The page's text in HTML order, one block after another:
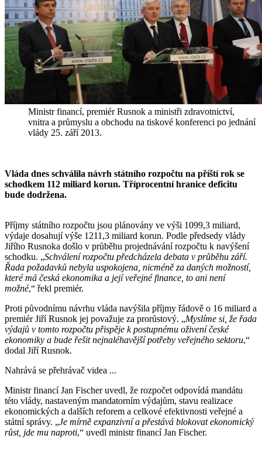
Ministr financí, premiér Rusnok a ministři zdravotnictví,
vnitra a průmyslu a obchodu na tiskové konferenci po jednání
vlády 25. září 2013.
Vláda dnes schválila návrh státního rozpočtu na příští rok se
schodkem 112 miliard korun. Tříprocentní hranice deficitu
bude dodržena.
Příjmy státního rozpočtu jsou plánovány ve výši 1099,3 miliard,
výdaje dosahují výše 1211,3 miliard korun. Podle předsedy vlády
Jiřího Rusnoka došlo v průběhu projednávání rozpočtu k navýšení
schodku. „Schválení rozpočtu předcházela debata v průběhu září.
Řada požadavků nebyla uspokojena, nicméně za daných možností,
které má česká ekonomika a její veřejné finance, to ani není
možné,“ řekl premiér.
Proti původnímu návrhu vláda navýšila příjmy řádově o 16 miliard a
premiér Jiří Rusnok jej považuje za prorůstový. „Myslíme si, že řada
výdajů v tomto rozpočtu přispěje k postupnému oživení české
ekonomiky a bude řešit nejnaléhavější potřeby veřejného sektoru,“
dodal Jiří Rusnok.
Nahrává se přehrávač videa ...
Ministr financí Jan Fischer uvedl, že rozpočet odpovídá mandátu
této vlády, nastaveným mandatorním výdajům, stavu realizace
ekonomických a dalších reforem a celkové efektivnosti veřejné a
státní správy. „Je mírně expanzivní a přestává blokovat ekonomický
růst, jde mu naproti,“ uvedl ministr financí Jan Fischer.